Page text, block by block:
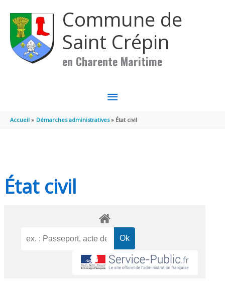
Commune de
Saint Crépin
en Charente Maritime
MENU
PRINCIPAL
Accueil Démarches administratives État civil
État civil